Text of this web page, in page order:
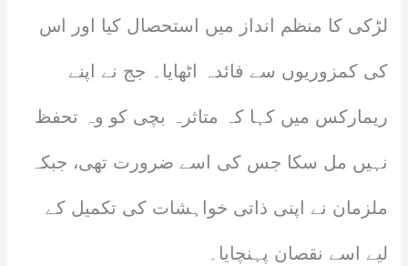
لڑکی کا منظم انداز میں استحصال کیا اور اس
کی کمزوریوں سے فائدہ اٹھایا۔ جج نے اپنے
ریمارکس میں کہا کہ متاثرہ بچی کو وہ تحفظ
نہیں مل سکا جس کی اسے ضرورت تھی، جبکہ
ملزمان نے اپنی ذاتی خواہشات کی تکمیل کے
لیے اسے نقصان پہنچایا۔